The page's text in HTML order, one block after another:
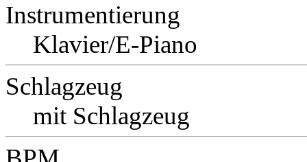
Instrumentierung
Klavier/E-Piano
Schlagzeug
mit Schlagzeug